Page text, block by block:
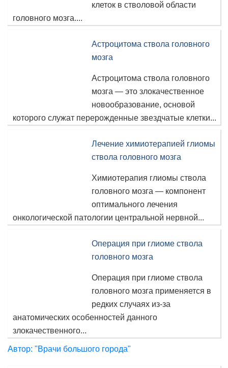
клеток в стволовой области
головного мозга....
Астроцитома ствола головного
мозга
Астроцитома ствола головного
мозга — это злокачественное
новообразование, основой
которого служат перерожденные звездчатые клетки...
Лечение химиотерапией глиомы
ствола головного мозга
Химиотерапия глиомы ствола
головного мозга — компонент
оптимального лечения
онкологической патологии центральной нервной...
Операция при глиоме ствола
головного мозга
Операция при глиоме ствола
головного мозга применяется в
редких случаях из-за
анатомических особенностей данного
злокачественного...
Автор: "Врачи большого города"